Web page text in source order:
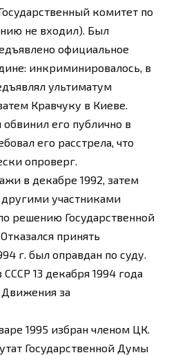
комитет по
не входил). Был
официальное
инкриминировалось, в
ультиматум
Кравчуку в Киеве.
его публично в
его расстрела, что
опроверг.
в декабре 1992, затем
участниками
решению Государственной
принять
г. был оправдан по суду.
13 декабря 1994 года
за
1995 избран членом ЦК.
Государственной Думы